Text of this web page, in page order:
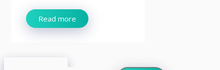
Read more